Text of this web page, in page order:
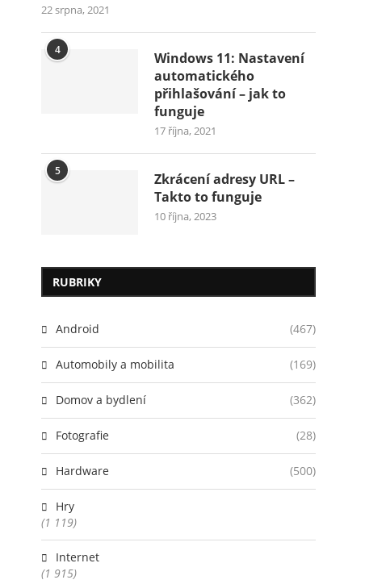
22 srpna, 2021
4
Windows 11: Nastavení
automatického
přihlašování – jak to
funguje
17 října, 2021
5
Zkrácení adresy URL –
Takto to funguje
10 října, 2023
RUBRIKY
Android (467)
Automobily a mobilita (169)
Domov a bydlení (362)
Fotografie (28)
Hardware (500)
Hry
(1 119)
Internet
(1 915)